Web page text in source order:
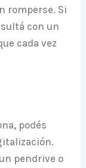
romperse. Si
con un
cada vez
podés
pendrive o